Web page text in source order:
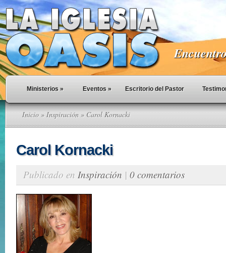
Ministerios » Eventos » Escritorio del Pastor
Inicio » Inspiración » Carol Kornacki
Carol Kornacki
Publicado en Inspiración | 0 comentarios